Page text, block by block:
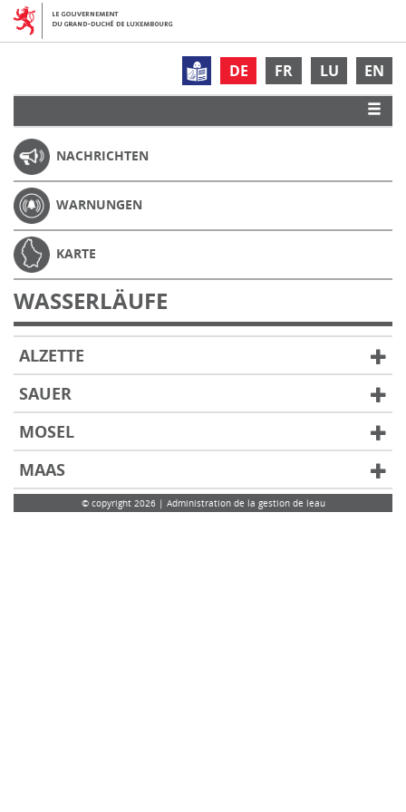
DE FR LU EN
NACHRICHTEN
WARNUNGEN
KARTE
WASSERLÄUFE
ALZETTE
SAUER
MOSEL
MAAS
© copyright 2026 | Administration de la gestion de leau